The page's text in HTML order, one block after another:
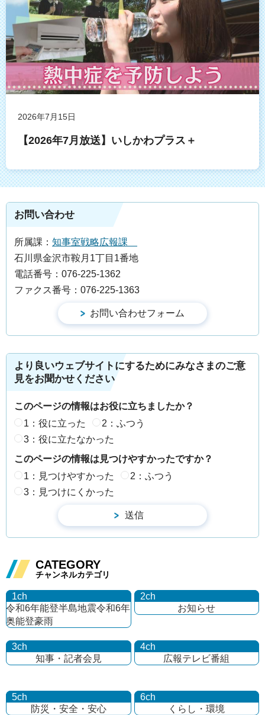
2026年7月15日
【2026年7月放送】いしかわプラス＋
お問い合わせ
所属課： 知事室戦略広報課
石川県金沢市鞍月1丁目1番地
電話番号：076-225-1362
ファクス番号：076-225-1363
より良いウェブサイトにするためにみなさまのご意
見をお聞かせください
このページの情報はお役に立ちましたか？
1：役に立った
2：ふつう
3：役に立たなかった
このページの情報は見つけやすかったですか？
1：見つけやすかった
2：ふつう
3：見つけにくかった
CATEGORY
チャンネルカテゴリ
1ch
令和6年能登半島地震令和6年
奥能登豪雨
2ch
お知らせ
3ch
知事・記者会見
4ch
広報テレビ番組
5ch
防災・安全・安心
6ch
くらし・環境